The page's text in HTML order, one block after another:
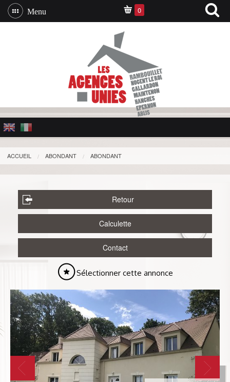
Menu 0
ACCUEIL ABONDANT ABONDANT
Retour
Calculette
Contact
Sélectionner cette annonce